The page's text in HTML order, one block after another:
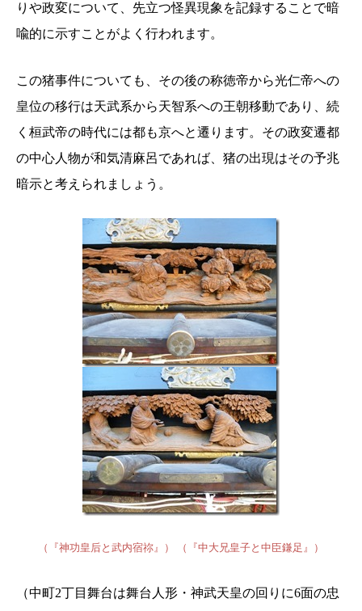
りや政変について、先立つ怪異現象を記録することで暗
喩的に示すことがよく行われます。
この猪事件についても、その後の称徳帝から光仁帝への
皇位の移行は天武系から天智系への王朝移動であり、続
く桓武帝の時代には都も京へと遷ります。その政変遷都
の中心人物が和気清麻呂であれば、猪の出現はその予兆
暗示と考えられましょう。
（『神功皇后と武内宿祢』） （『中大兄皇子と中臣鎌足』）
（中町2丁目舞台は舞台人形・神武天皇の回りに6面の忠